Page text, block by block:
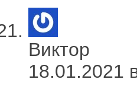
Виктор
18.01.2021